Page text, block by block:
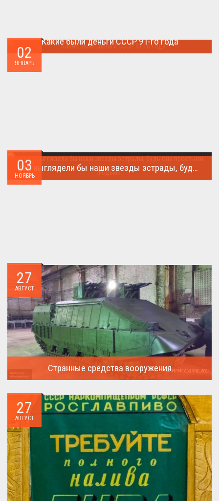
02
ЯНВАРЬ
Какие были деньги СССР 91-го года
03
НОЯБРЬ
Как выглядели бы наши звезды эстрады, будь они простыми людьми.
27
АВГУСТ
Странные средства вооружения
27
АВГУСТ